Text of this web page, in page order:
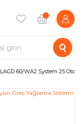
LAGD 60/WA2 System 25